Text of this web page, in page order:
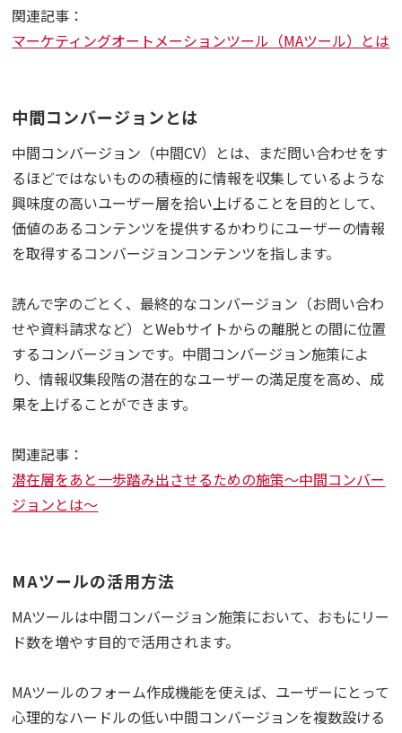
関連記事：
マーケティングオートメーションツール（MAツール）とは
中間コンバージョンとは
中間コンバージョン（中間CV）とは、まだ問い合わせをす
るほどではないものの積極的に情報を収集しているような
興味度の高いユーザー層を拾い上げることを目的として、
価値のあるコンテンツを提供するかわりにユーザーの情報
を取得するコンバージョンコンテンツを指します。
読んで字のごとく、最終的なコンバージョン（お問い合わ
せや資料請求など）とWebサイトからの離脱との間に位置
するコンバージョンです。中間コンバージョン施策によ
り、情報収集段階の潜在的なユーザーの満足度を高め、成
果を上げることができます。
関連記事：
潜在層をあと一歩踏み出させるための施策～中間コンバー
ジョンとは～
MAツールの活用方法
MAツールは中間コンバージョン施策において、おもにリー
ド数を増やす目的で活用されます。
MAツールのフォーム作成機能を使えば、ユーザーにとって
心理的なハードルの低い中間コンバージョンを複数設ける